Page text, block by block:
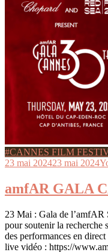
#CANNES FILM
23 mai 202423 mai 2024
amfAR GALA
23 Mai : Gala de l’amfAR
pour soutenir la recherche
des performances en
live vidéo : https://